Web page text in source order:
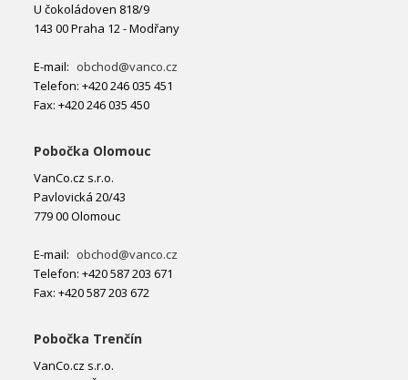
U čokoládoven 818/9
143 00 Praha 12 - Modřany
E-mail: obchod@vanco.cz
Telefon: +420 246 035 451
Fax: +420 246 035 450
Pobočka Olomouc
VanCo.cz s.r.o.
Pavlovická 20/43
779 00 Olomouc
E-mail: obchod@vanco.cz
Telefon: +420 587 203 671
Fax: +420 587 203 672
Pobočka Trenčín
VanCo.cz s.r.o.